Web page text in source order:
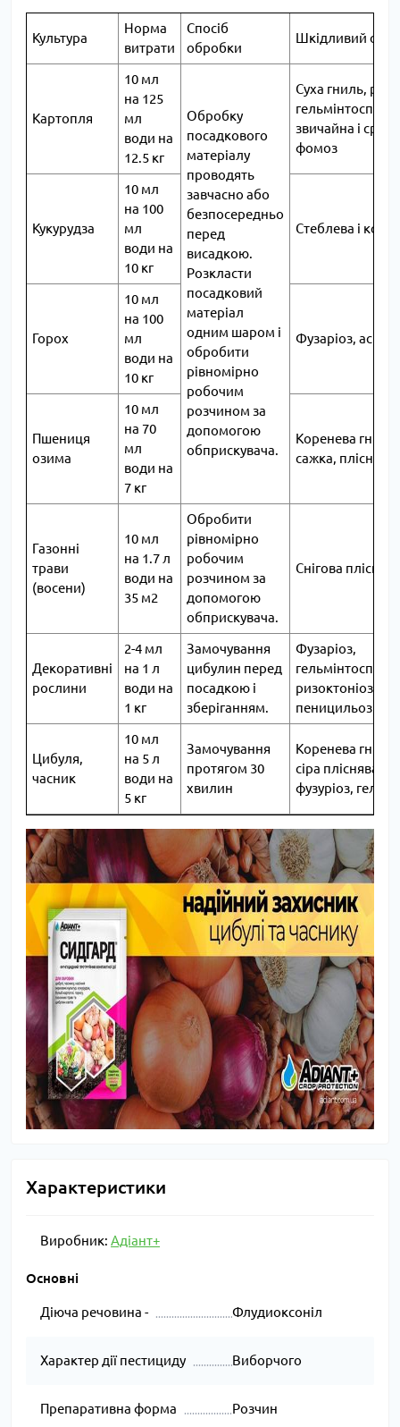
Культура
Норма
витрати
Спосіб
обробки
Шкідливий
Картопля
10 мл
на 125
мл
води на
12.5 кг
Обробку
посадкового
матеріалу
проводять
завчасно або
безпосередньо
перед
висадкою.
Розкласти
посадковий
матеріал
одним шаром і
обробити
рівномірно
робочим
розчином за
допомогою
обприскувача.
Суха гниль,
звичайна і
фомоз
Кукурудза
10 мл
на 100
мл
води на
10 кг
Стеблева і
Горох
10 мл
на 100
мл
води на
10 кг
Фузаріоз,
Пшениця
озима
10 мл
на 70
мл
води на
7 кг
Коренева
сажка,
Газонні
трави
(восени)
10 мл
на 1.7 л
води на
35 м2
Обробити
рівномірно
робочим
розчином за
допомогою
обприскувача.
Снігова пліснява
Декоративні
рослини
2-4 мл
на 1 л
води на
1 кг
Замочування
цибулин перед
посадкою і
зберіганням.
Фузаріоз,
ризоктоніоз,
пеницильоз
Цибуля,
часник
10 мл
на 5 л
води на
5 кг
Замочування
протягом 30
хвилин
Коренева
сіра пліснява,
фузуріоз,
Характеристики
Виробник: Адіант+
Основні
Діюча речовина - Флудиоксоніл
Характер дії пестициду Виборчого
Препаративна форма Розчин